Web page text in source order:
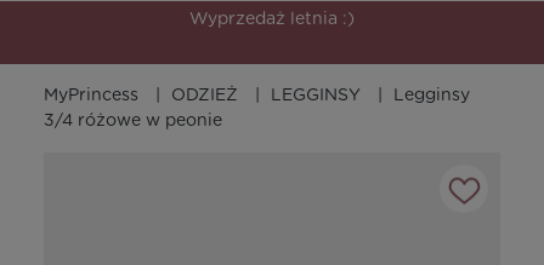
Wyprzedaż letnia :)
MyPrincess ODZIEŻ LEGGINSY
Legginsy
3/4 różowe w peonie